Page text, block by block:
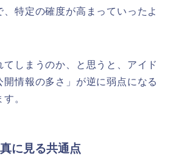
特定の確度が高まっていったよ
しまうのか、と思うと、アイド
開情報の多さ」が逆に弱点になる
。
に見る共通点